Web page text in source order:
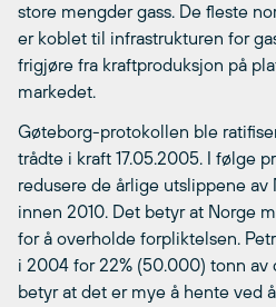
store mengder gass. De fleste
er koblet til infrastrukturen for
frigjøre fra kraftproduksjon på
markedet.
Gøteborg-protokollen ble
trådte i kraft 17.05.2005. I følge
redusere de årlige utslippene av
innen 2010. Det betyr at Norge
for å overholde forpliktelsen.
i 2004 for 22% (50.000) tonn av
betyr at det er mye å hente ved